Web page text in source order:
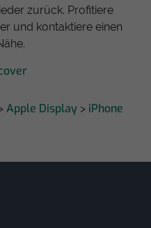
zurück. Profitiere
und kontaktiere einen
Apple Display > iPhone